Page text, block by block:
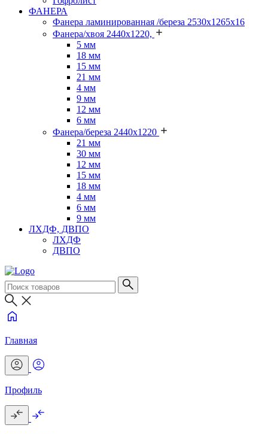
ФАНЕРА
Фанера ламинированная /береза 2530х1265х16
Фанера/хвоя 2440х1220,
5 мм
18 мм
15 мм
21 мм
4 мм
9 мм
12 мм
6 мм
Фанера/береза 2440х1220
21 мм
30 мм
12 мм
15 мм
18 мм
4 мм
6 мм
9 мм
ЛХДФ, ДВПО
ЛХДФ
ДВПО
Главная
Профиль